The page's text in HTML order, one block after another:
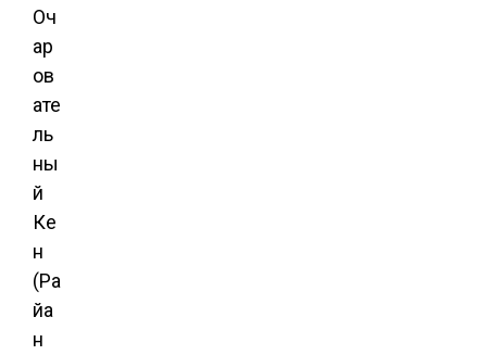
Оч
ар
ов
ате
ль
ны
й
Ке
н
(Ра
йа
н